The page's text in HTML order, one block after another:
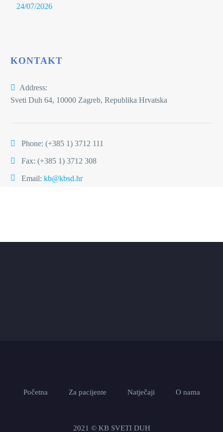
24/07/2026
KONTAKT
Address:
Sveti Duh 64, 10000 Zagreb, Republika Hrvatska
Phone: (+385 1) 3712 111
Fax: (+385 1) 3712 308
Email: kb@kbsd.hr
Početna Za pacijente Natječaji O nama
2021 © KB SVETI DUH